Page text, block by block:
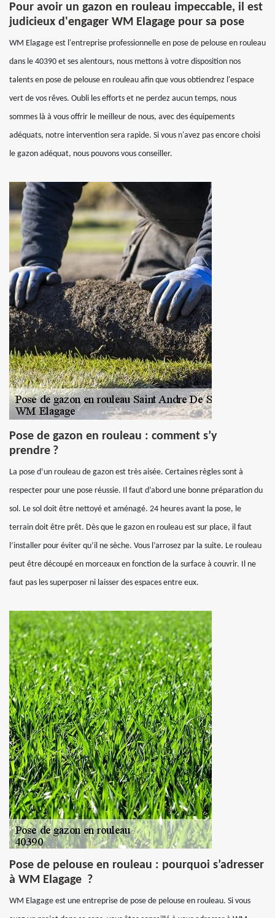
Pour avoir un gazon en rouleau impeccable, il est
judicieux d'engager WM Elagage pour sa pose
WM Elagage est l'entreprise professionnelle en pose de pelouse en rouleau
dans le 40390 et ses alentours, nous mettons à votre disposition nos
talents en pose de pelouse en rouleau afin que vous obtiendrez l'espace
vert de vos rêves. Oubli les efforts et ne perdez aucun temps, nous
sommes là à vous offrir le meilleur de nous, avec des équipements
adéquats, notre intervention sera rapide. Si vous n'avez pas encore choisi
le gazon adéquat, nous pouvons vous conseiller.
Pose de gazon en rouleau : comment s’y
prendre ?
La pose d’un rouleau de gazon est très aisée. Certaines règles sont à
respecter pour une pose réussie. Il faut d’abord une bonne préparation du
sol. Le sol doit être nettoyé et aménagé. 24 heures avant la pose, le
terrain doit être prêt. Dès que le gazon en rouleau est sur place, il faut
l’installer pour éviter qu’il ne sèche. Vous l’arrosez par la suite. Le rouleau
peut être découpé en morceaux en fonction de la surface à couvrir. Il ne
faut pas les superposer ni laisser des espaces entre eux.
Pose de pelouse en rouleau : pourquoi s’adresser
à WM Elagage ?
WM Elagage est une entreprise de pose de pelouse en rouleau. Si vous